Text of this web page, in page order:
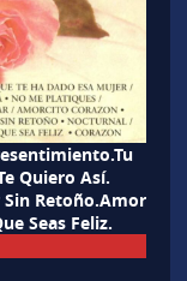
Quiero Así.
Retoño.Amor
Seas Feliz.